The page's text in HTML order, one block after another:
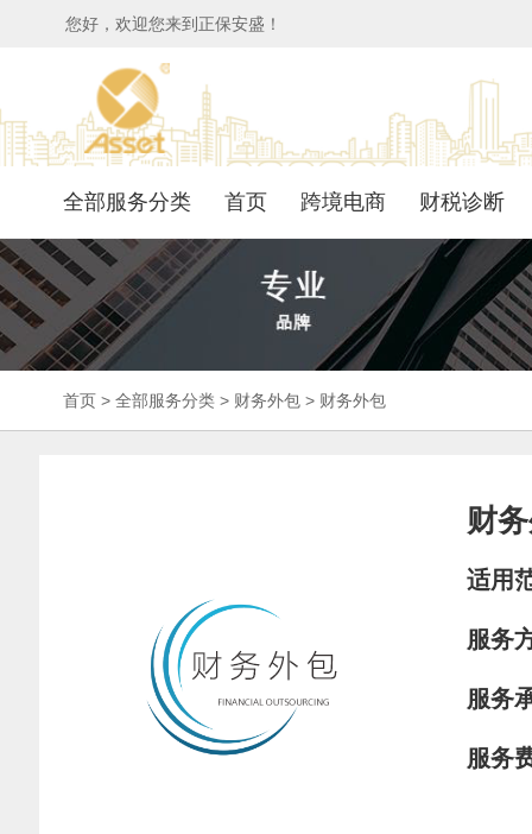
您好，欢迎您来到正保安盛！
全部服务分类 首页 跨境电商 财税诊断
首页 > 全部服务分类 > 财务外包 > 财务外包
财
适用
服务
服务
服务